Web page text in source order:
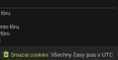
fóru
fóru
Všechny časy jsou v UTC
Smazat cookies